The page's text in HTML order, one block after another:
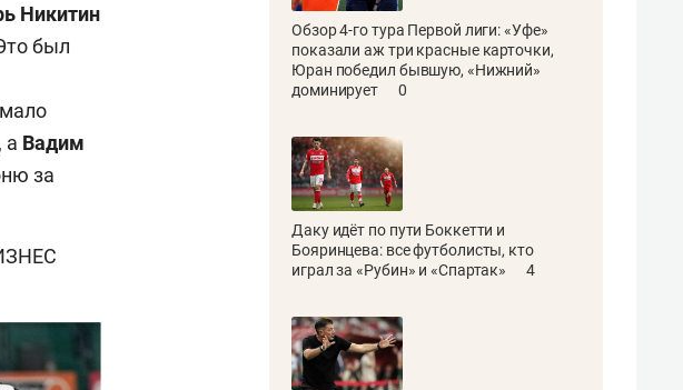
Никитин
был
а Вадим
за
Обзор 4-го тура Первой лиги: «Уфе»
показали аж три красные карточки,
Юран победил бывшую, «Нижний»
доминирует
0
Даку идёт по пути Боккетти и
Бояринцева: все футболисты, кто
играл за «Рубин» и «Спартак»
4